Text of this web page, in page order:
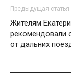
Предыдущая статья
Жителям
рекомендовали
от дальних